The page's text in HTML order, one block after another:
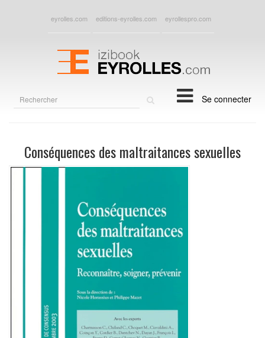
eyrolles.com editions-eyrolles.com eyrollespro.com
Se connecter
Conséquences des maltraitances sexuelles